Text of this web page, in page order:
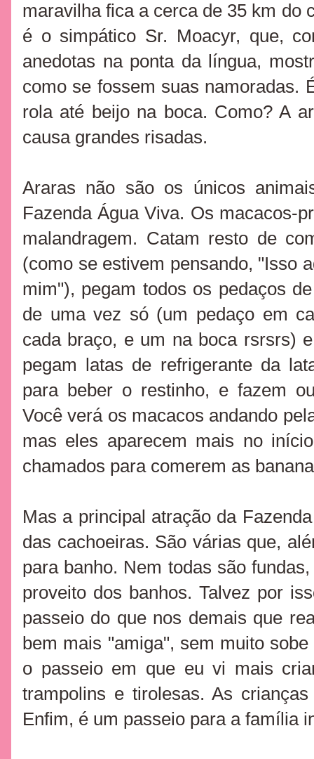
maravilha ficaa cerca de 35 km do
é o simpático Sr. Moacyr, que,
anedotas na ponta da língua,
como se fossem suas namoradas.
rola até beijo na boca. Como? A
causa grandes risadas.
Araras não são os únicos
Fazenda Água Viva. Os macacos-
malandragem. Catam resto de
(como se estivem pensando, "Isso
mim"), pegam todos os pedaços
de uma vez só (um pedaço em
cada braço, e um na boca rsrsrs)
pegam latas de refrigerante da
para beber o restinho, e fazem
Você verá os macacos andando
mas eles aparecem mais no
chamados para comerem as
Mas a principal atração da
das cachoeiras. São várias que,
para banho. Nem todas são
proveito dos banhos. Talvez por
passeio do que nos demais que
bem mais "amiga", sem muito
o passeio em que eu vi mais
trampolins e tirolesas. As
Enfim, é um passeio para a família